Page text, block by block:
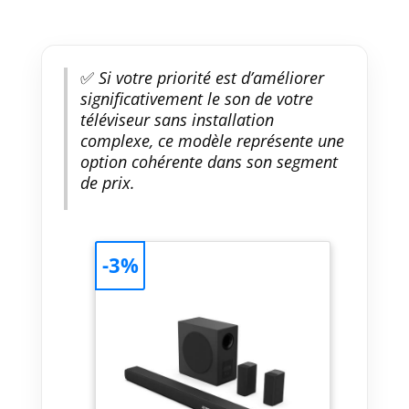
✅Si votre priorité est d’améliorer
significativement le son de votre
téléviseur sans installation
complexe, ce modèle représente une
option cohérente dans son segment
de prix.
-3%